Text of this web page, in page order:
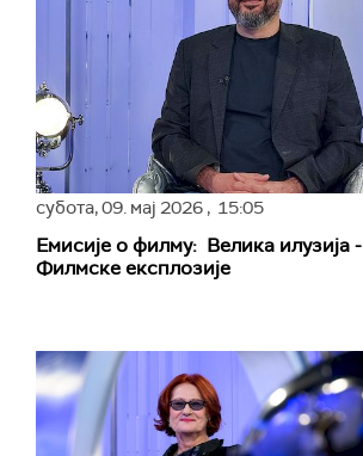
субота,09. мај 2026 , 15:05
Емисије о филму: Велика илузија -
Филмске експлозије